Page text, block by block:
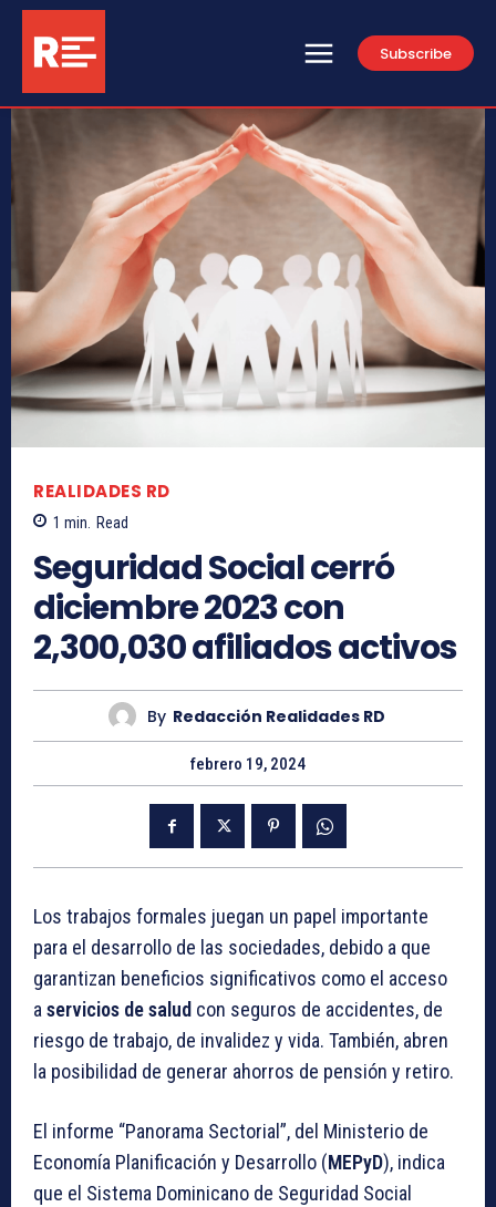
Subscribe
REALIDADES RD
1 min. Read
Seguridad Social cerró
diciembre 2023 con
2,300,030 afiliados activos
By Redacción Realidades RD
febrero 19, 2024
Los trabajos formales juegan un papel importante
para el desarrollo de las sociedades, debido a que
garantizan beneficios significativos como el acceso
aservicios de salud con seguros de accidentes, de
riesgo de trabajo, de invalidez y vida. También, abren
la posibilidad de generar ahorros de pensión y retiro.
El informe “Panorama Sectorial”, del Ministerio de
Economía Planificación y Desarrollo (MEPyD), indica
que el Sistema Dominicano de Seguridad Social